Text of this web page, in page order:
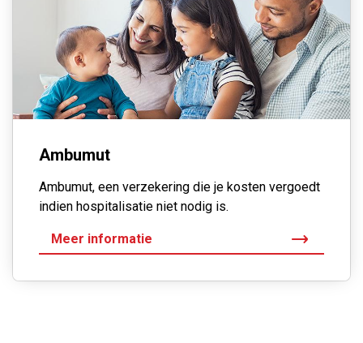
Ambumut
Ambumut, een verzekering die je kosten vergoedt
indien hospitalisatie niet nodig is.
Meer informatie